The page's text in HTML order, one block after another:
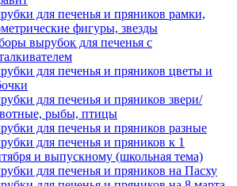
для печенья и пряников рамки,
фигуры, звезды
вырубок для печенья с
для печенья и пряников цветы и
для печенья и пряников звери/
рыбы, птицы
для печенья и пряников разные
для печенья и пряников к 1
и выпускному (школьная тема)
для печенья и пряников на Пасху